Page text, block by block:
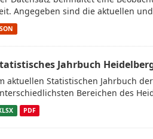
Angegeben sind die aktuellen
Jahrbuch
aktuellen Statistischen Jahrbuch
Bereichen des
PDF